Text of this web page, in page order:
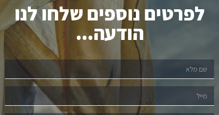
לפרטים נוספים שלחו לנו
הודעה...